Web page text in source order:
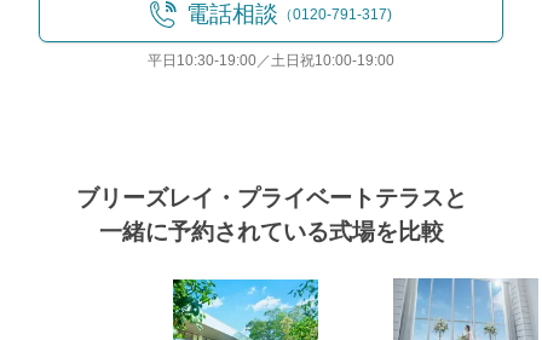
＼1軒目限定★3万ギフト付／ドレス＆挙
式料プレゼント×和牛試食
フェア一覧
電話相談 （0120-791-317)
平日10:30-19:00／土日祝10:00-19:00
ブリーズレイ・プライベートテラスと
一緒に予約されている式場を比較